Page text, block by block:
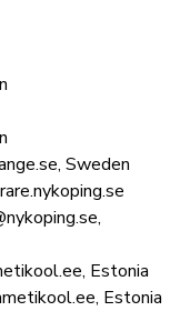
Sweden
Estonia
Estonia